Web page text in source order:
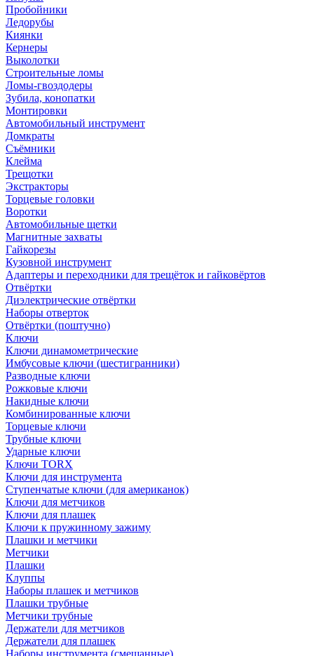
Пробойники
Ледорубы
Киянки
Кернеры
Выколотки
Строительные ломы
Ломы-гвоздодеры
Зубила, конопатки
Монтировки
Автомобильный инструмент
Домкраты
Съёмники
Клейма
Трещотки
Экстракторы
Торцевые головки
Воротки
Автомобильные щетки
Магнитные захваты
Гайкорезы
Кузовной инструмент
Адаптеры и переходники для трещёток и гайковёртов
Отвёртки
Диэлектрические отвёртки
Наборы отверток
Отвёртки (поштучно)
Ключи
Ключи динамометрические
Имбусовые ключи (шестигранники)
Разводные ключи
Рожковые ключи
Накидные ключи
Комбинированные ключи
Торцевые ключи
Трубные ключи
Ударные ключи
Ключи TORX
Ключи для инструмента
Ступенчатые ключи (для американок)
Ключи для метчиков
Ключи для плашек
Ключи к пружинному зажиму
Плашки и метчики
Метчики
Плашки
Клуппы
Наборы плашек и метчиков
Плашки трубные
Метчики трубные
Держатели для метчиков
Держатели для плашек
Наборы инструмента (смешанные)